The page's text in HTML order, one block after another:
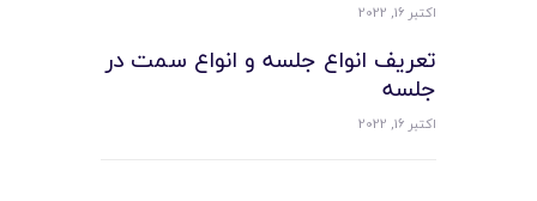
اکتبر 16, 2022
تعریف انواع جلسه و انواع سمت در
جلسه
اکتبر 16, 2022